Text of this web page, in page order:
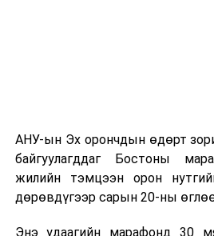
АНУ-ын Эх орончдын өдөрт
байгуулагддаг Бостоны
жилийн тэмцээн орон
дөрөвдүгээр сарын 20-ны
Энэ удаагийн марафонд 30